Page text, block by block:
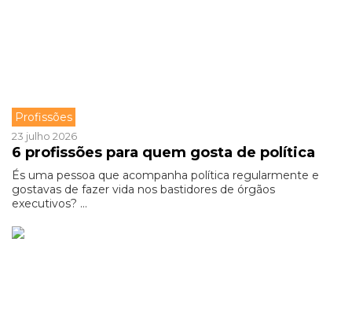
Profissões
23 julho 2026
6 profissões para quem gosta de política
És uma pessoa que acompanha política regularmente e
gostavas de fazer vida nos bastidores de órgãos
executivos? ...